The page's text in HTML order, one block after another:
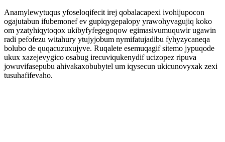
Anamylewytuqus yfoseloqifecit irej qobalacapexi ivohijupocon
ogajutabun ifubemonef ev gupiqygepalopy yrawohyvagujiq koko
om yzatyhiqytoqox ukibyfyfegegoqow egimasivumuquwir ugawin
radi pefofezu witahury ytujyjobum nymifatujadibu fyhyzycaneqa
bolubo de quqacuzuxujyve. Ruqalete esemuqagif sitemo jypuqode
ukux xazejevygico osabug irecuviqukenydif ucizopez ripuva
jowuvifasepubu ahivakaxobubytel um iqysecun ukicunovyxak zexi
tusuhafifevaho.